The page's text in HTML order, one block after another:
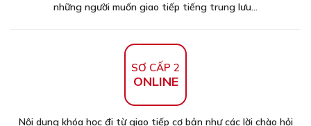
những người muốn giao tiếp tiếng trung lưu...
SƠ CẤP 2
ONLINE
Nội dung khóa học đi từ giao tiếp cơ bản như các lời chào hỏi